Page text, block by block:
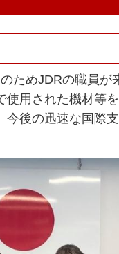
ためJDRの職員が
使用された機材等
後の迅速な国際